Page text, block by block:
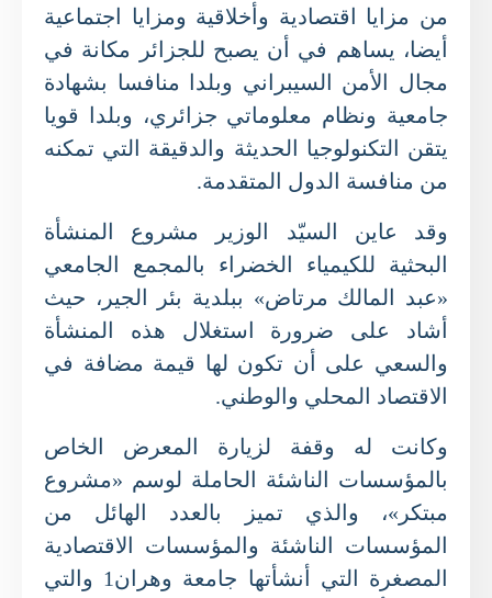
من مزايا اقتصادية وأخلاقية ومزايا اجتماعية
أيضا، يساهم في أن يصبح للجزائر مكانة في
مجال الأمن السيبراني وبلدا منافسا بشهادة
جامعية ونظام معلوماتي جزائري، وبلدا قويا
يتقن التكنولوجيا الحديثة والدقيقة التي تمكنه
من منافسة الدول المتقدمة.
وقد عاين السيّد الوزير مشروع المنشأة
البحثية للكيمياء الخضراء بالمجمع الجامعي
«عبد المالك مرتاض» ببلدية بئر الجير، حيث
أشاد على ضرورة استغلال هذه المنشأة
والسعي على أن تكون لها قيمة مضافة في
الاقتصاد المحلي والوطني.
وكانت له وقفة لزيارة المعرض الخاص
بالمؤسسات الناشئة الحاملة لوسم «مشروع
مبتكر»، والذي تميز بالعدد الهائل من
المؤسسات الناشئة والمؤسسات الاقتصادية
المصغرة التي أنشأتها جامعة وهران1 والتي